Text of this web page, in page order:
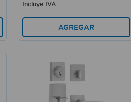
Incluye IVA
AGREGAR